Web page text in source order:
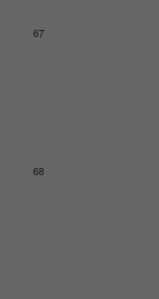
70
72